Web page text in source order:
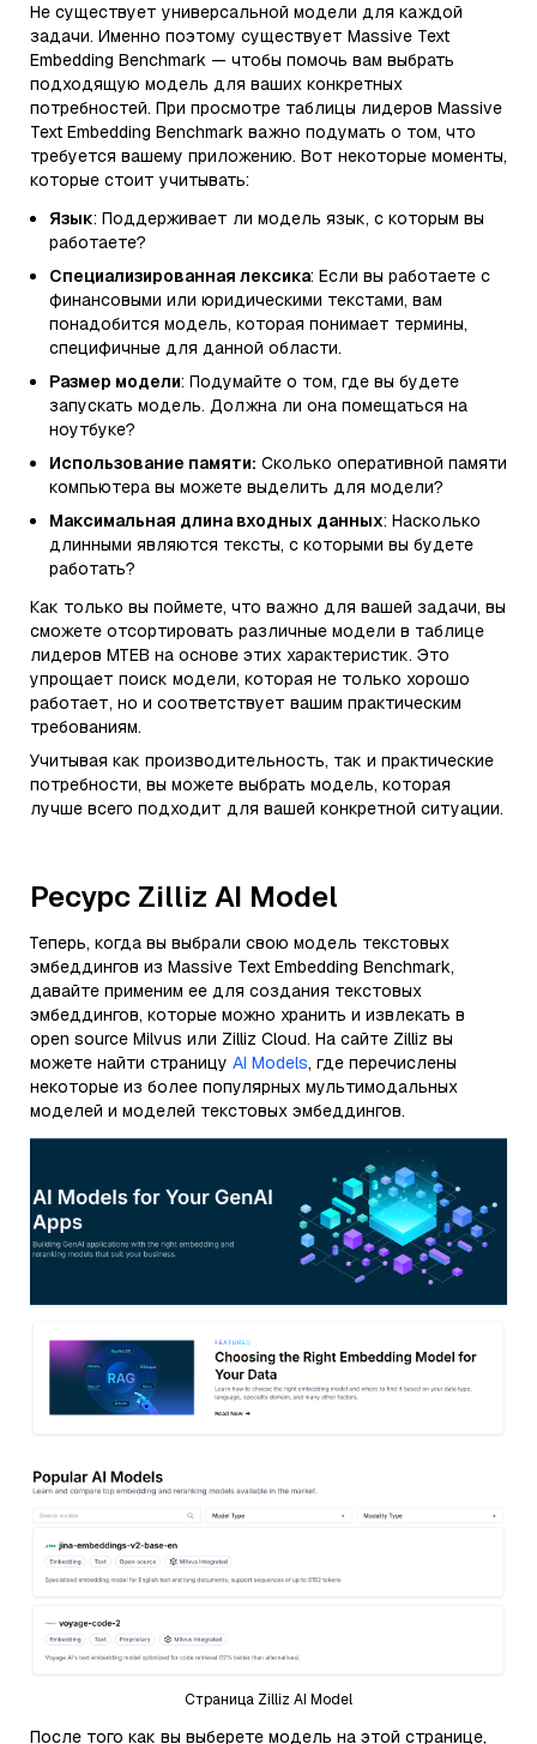
Не существует универсальной модели для каждой
задачи. Именно поэтому существует Massive Text
Embedding Benchmark — чтобы помочь вам выбрать
подходящую модель для ваших конкретных
потребностей. При просмотре таблицы лидеров Massive
Text Embedding Benchmark важно подумать о том, что
требуется вашему приложению. Вот некоторые моменты,
которые стоит учитывать:
Язык: Поддерживает ли модель язык, с которым вы
работаете?
Специализированная лексика: Если вы работаете с
финансовыми или юридическими текстами, вам
понадобится модель, которая понимает термины,
специфичные для данной области.
Размер модели: Подумайте о том, где вы будете
запускать модель. Должна ли она помещаться на
ноутбуке?
Использование памяти: Сколько оперативной памяти
компьютера вы можете выделить для модели?
Максимальная длина входных данных: Насколько
длинными являются тексты, с которыми вы будете
работать?
Как только вы поймете, что важно для вашей задачи, вы
сможете отсортировать различные модели в таблице
лидеров MTEB на основе этих характеристик. Это
упрощает поиск модели, которая не только хорошо
работает, но и соответствует вашим практическим
требованиям.
Учитывая как производительность, так и практические
потребности, вы можете выбрать модель, которая
лучше всего подходит для вашей конкретной ситуации.
Ресурс Zilliz AI Model
Теперь, когда вы выбрали свою модель текстовых
эмбеддингов из Massive Text Embedding Benchmark,
давайте применим ее для создания текстовых
эмбеддингов, которые можно хранить и извлекать в
open source Milvus или Zilliz Cloud. На сайте Zilliz вы
можете найти страницу AI Models, где перечислены
некоторые из более популярных мультимодальных
моделей и моделей текстовых эмбеддингов.
Страница Zilliz AI Model
После того как вы выберете модель на этой странице,